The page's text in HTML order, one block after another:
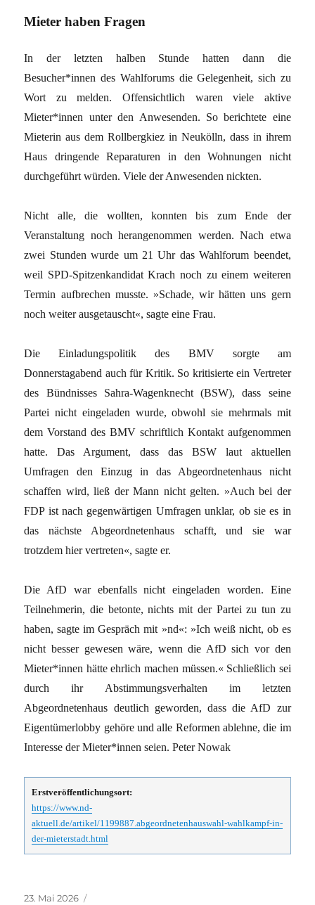
Mieter haben Fragen
In der letzten halben Stunde hatten dann die
Besucher*innen des Wahlforums die Gelegenheit, sich zu
Wort zu melden. Offensichtlich waren viele aktive
Mieter*innen unter den Anwesenden. So berichtete eine
Mieterin aus dem Rollbergkiez in Neukölln, dass in ihrem
Haus dringende Reparaturen in den Wohnungen nicht
durchgeführt würden. Viele der Anwesenden nickten.
Nicht alle, die wollten, konnten bis zum Ende der
Veranstaltung noch herangenommen werden. Nach etwa
zwei Stunden wurde um 21 Uhr das Wahlforum beendet,
weil SPD-Spitzenkandidat Krach noch zu einem weiteren
Termin aufbrechen musste. »Schade, wir hätten uns gern
noch weiter ausgetauscht«, sagte eine Frau.
Die Einladungspolitik des BMV sorgte am
Donnerstagabend auch für Kritik. So kritisierte ein Vertreter
des Bündnisses Sahra-Wagenknecht (BSW), dass seine
Partei nicht eingeladen wurde, obwohl sie mehrmals mit
dem Vorstand des BMV schriftlich Kontakt aufgenommen
hatte. Das Argument, dass das BSW laut aktuellen
Umfragen den Einzug in das Abgeordnetenhaus nicht
schaffen wird, ließ der Mann nicht gelten. »Auch bei der
FDP ist nach gegenwärtigen Umfragen unklar, ob sie es in
das nächste Abgeordnetenhaus schafft, und sie war
trotzdem hier vertreten«, sagte er.
Die AfD war ebenfalls nicht eingeladen worden. Eine
Teilnehmerin, die betonte, nichts mit der Partei zu tun zu
haben, sagte im Gespräch mit »nd«: »Ich weiß nicht, ob es
nicht besser gewesen wäre, wenn die AfD sich vor den
Mieter*innen hätte ehrlich machen müssen.« Schließlich sei
durch ihr Abstimmungsverhalten im letzten
Abgeordnetenhaus deutlich geworden, dass die AfD zur
Eigentümerlobby gehöre und alle Reformen ablehne, die im
Interesse der Mieter*innen seien. Peter Nowak
Erstveröffentlichungsort:
https://www.nd-
aktuell.de/artikel/1199887.abgeordnetenhauswahl-wahlkampf-in-
der-mieterstadt.html
Veröffentlicht
23. Mai 2026